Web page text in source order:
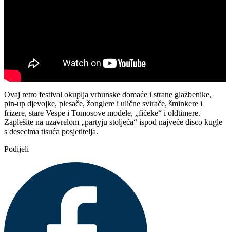
Ovaj retro festival okuplja vrhunske domaće i strane glazbenike,
pin-up djevojke, plesače, žonglere i ulične svirače, šminkere i
frizere, stare Vespe i Tomosove modele, „fićeke“ i oldtimere.
Zaplešite na uzavrelom „partyju stoljeća“ ispod najveće disco kugle
s desecima tisuća posjetitelja.
Podijeli